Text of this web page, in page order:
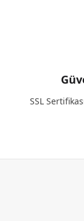
SSL